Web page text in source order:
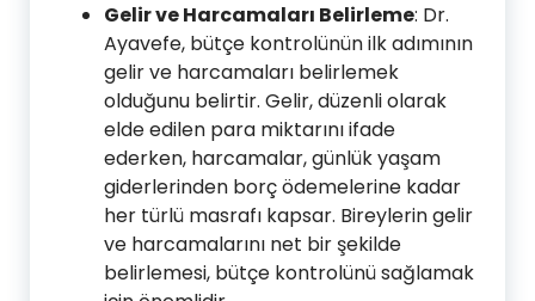
Gelir ve Harcamaları Belirleme: Dr.
Ayavefe, bütçe kontrolünün ilk adımının
gelir ve harcamaları belirlemek
olduğunu belirtir. Gelir, düzenli olarak
elde edilen para miktarını ifade
ederken, harcamalar, günlük yaşam
giderlerinden borç ödemelerine kadar
her türlü masrafı kapsar. Bireylerin gelir
ve harcamalarını net bir şekilde
belirlemesi, bütçe kontrolünü sağlamak